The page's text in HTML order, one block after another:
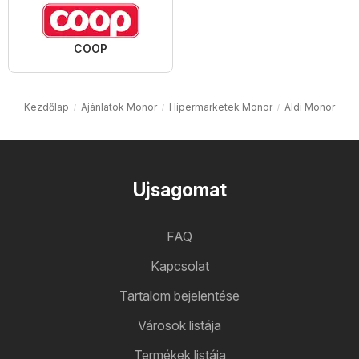
COOP
Kezdőlap Ajánlatok Monor Hipermarketek Monor Aldi Monor
Ujsagomat
FAQ
Kapcsolat
Tartalom bejelentése
Városok listája
Termékek listája